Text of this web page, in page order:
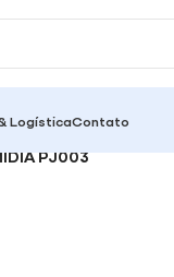
LogísticaContato
PJ003